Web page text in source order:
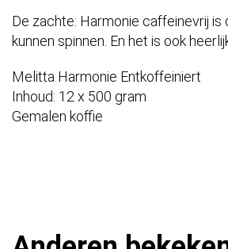
De zachte: Harmonie caffeinevrij
kunnen spinnen. En het is ook
Melitta Harmonie Entkoffeiniert
Inhoud: 12 x 500 gram
Gemalen koffie